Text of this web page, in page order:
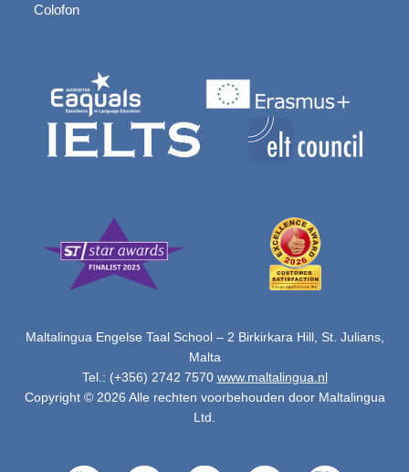
Colofon
Maltalingua Engelse Taal School – 2 Birkirkara Hill, St. Julians,
Malta
Tel.: (+356) 2742 7570 www.maltalingua.nl
Copyright © 2026 Alle rechten voorbehouden door Maltalingua
Ltd.